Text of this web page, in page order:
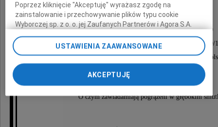
Nabożeństwo żałobne odprawione zostanie
dnia 25 września 2009 roku o godzinie 13.00
w kościele św. Grzegorza na Woli, ul. Wolska 180/
po czym nastąpi odprowadzenie na Cmentarz
do grobu rodzinnego.
O czym zawiadamiają pogrążeni w głębokim
Poprzez kliknięcie "Akceptuję" wyrażasz zgodę na
zainstalowanie i przechowywanie plików typu cookie
Wyborczej sp. z o. o. jej Zaufanych Partnerów i Agora S.A.
chwili zmienić swoje preferencje dot. plików cookie,
ponownie wywołując narzędzie do zarządzania Twoimi
preferencjami dot. przetwarzania danych poprzez
odnośnik „Ustawienia prywatności” w stopce serwisu i
przechodząc do sekcji „Ustawienia zaawansowane”.
pomocą ustawień przeglądarki.
USTAWIENIA ZAAWANSOWANE
AKCEPTUJĘ